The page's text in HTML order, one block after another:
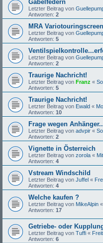
Gabelfedern
Letzter Beitrag von
Antworten: 2
MRA Variotouringscreen
Letzter Beitrag von
Antworten: 5
Letzter Beitrag von
Antworten: 2
Traurige Nachricht!
Letzter Beitrag von Franz «
Antworten: 5
Traurige Nachricht!
Letzter Beitrag von Ewald «
Antworten: 10
Frage wegen
Letzter Beitrag von advpir «
Antworten: 2
Vignette in Österreich
Letzter Beitrag von zorola «
Antworten: 4
Vstream Windschild
Letzter Beitrag von Juffel «
Antworten: 4
Welche kaufen ?
Letzter Beitrag von MikeAlpin «
Antworten: 17
Getriebe- oder
Letzter Beitrag von Tuffi «
Antworten: 6